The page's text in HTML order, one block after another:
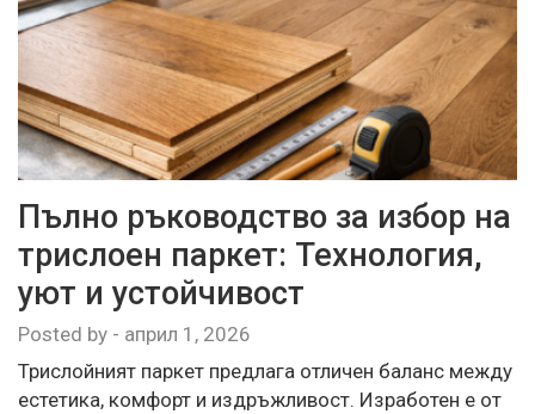
Пълно ръководство за избор на
трислоен паркет: Технология,
уют и устойчивост
Posted by - април 1, 2026
Трислойният паркет предлага отличен баланс между
естетика, комфорт и издръжливост. Изработен е от